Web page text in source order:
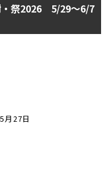
・祭2026 5/29～6/7
月27日